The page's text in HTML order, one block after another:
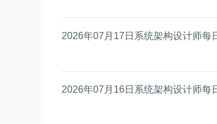
2026年07月17日系统架构设计师每
2026年07月16日系统架构设计师每